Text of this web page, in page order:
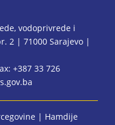
vodoprivrede i
2 | 71000 Sarajevo |
+387 33 726
| Hamdije